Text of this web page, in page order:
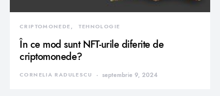
CRIPTOMONEDE TEHNOLOGIE
În ce mod sunt NFT-urile diferite de
criptomonede?
CORNELIA RADULESCU septembrie 9, 2024